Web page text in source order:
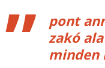
pont
zakó
minden